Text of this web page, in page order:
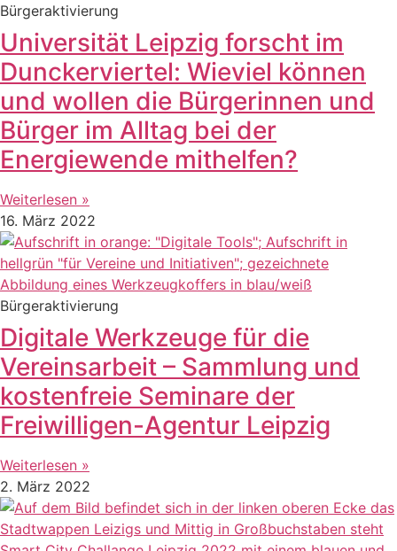
Bürgeraktivierung
Universität Leipzig forscht im
Dunckerviertel: Wieviel können
und wollen die Bürgerinnen und
Bürger im Alltag bei der
Energiewende mithelfen?
Weiterlesen »
16. März 2022
Bürgeraktivierung
Digitale Werkzeuge für die
Vereinsarbeit – Sammlung und
kostenfreie Seminare der
Freiwilligen-Agentur Leipzig
Weiterlesen »
2. März 2022